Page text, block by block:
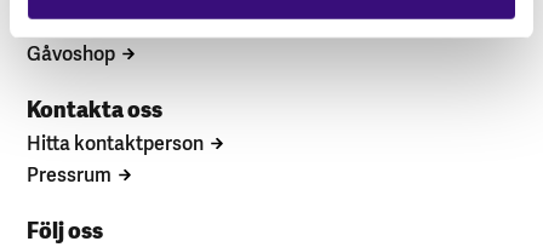
Vårt arbete
Gåvoshop
Kontakta oss
Hitta kontaktperson
Pressrum
Följ oss